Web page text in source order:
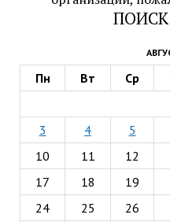
Пн Вт Ср
3
4 5
10
11 12
17
18 19
24
25 26